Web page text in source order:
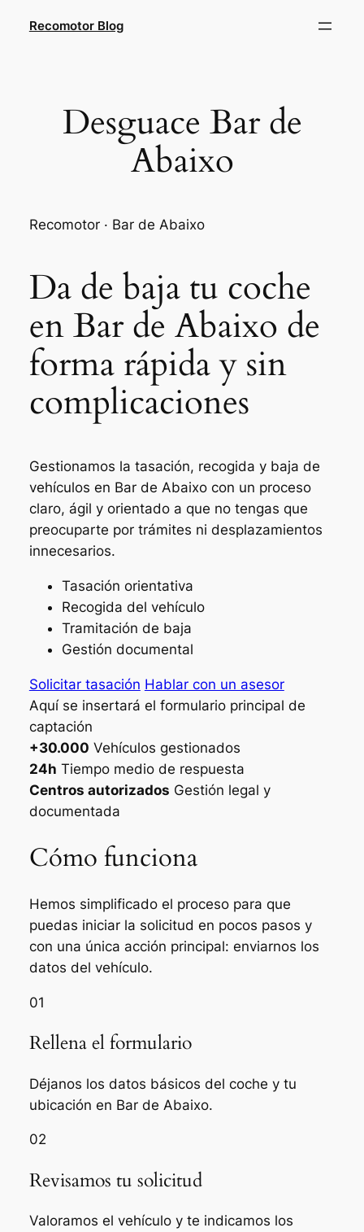
Recomotor Blog
Desguace Bar de
Abaixo
Recomotor · Bar de Abaixo
Da de baja tu coche
en Bar de Abaixo de
forma rápida y sin
complicaciones
Gestionamos la tasación, recogida y baja de
vehículos en Bar de Abaixo con un proceso
claro, ágil y orientado a que no tengas que
preocuparte por trámites ni desplazamientos
innecesarios.
Tasación orientativa
Recogida del vehículo
Tramitación de baja
Gestión documental
Solicitar tasación Hablar con un asesor
Aquí se insertará el formulario principal de
captación
+30.000 Vehículos gestionados
24h Tiempo medio de respuesta
Centros autorizados Gestión legal y
documentada
Cómo funciona
Hemos simplificado el proceso para que
puedas iniciar la solicitud en pocos pasos y
con una única acción principal: enviarnos los
datos del vehículo.
01
Rellena el formulario
Déjanos los datos básicos del coche y tu
ubicación en Bar de Abaixo.
02
Revisamos tu solicitud
Valoramos el vehículo y te indicamos los